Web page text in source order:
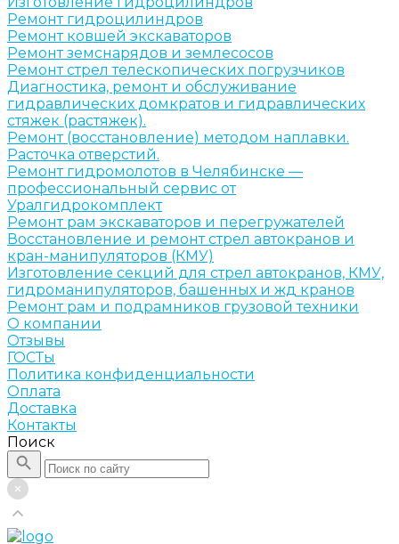
Ремонт гидроцилиндров
Ремонт ковшей экскаваторов
Ремонт земснарядов и землесосов
Ремонт стрел телескопических погрузчиков
Диагностика, ремонт и обслуживание
гидравлических домкратов и гидравлических
стяжек (растяжек).
Ремонт (восстановление) методом наплавки.
Расточка отверстий.
Ремонт гидромолотов в Челябинске —
профессиональный сервис от
Уралгидрокомплект
Ремонт рам экскаваторов и перегружателей
Восстановление и ремонт стрел автокранов и
кран-манипуляторов (КМУ)
Изготовление секций для стрел автокранов, КМУ,
гидроманипуляторов, башенных и жд кранов
Ремонт рам и подрамников грузовой техники
О компании
Отзывы
ГОСТы
Политика конфиденциальности
Оплата
Доставка
Контакты
Поиск